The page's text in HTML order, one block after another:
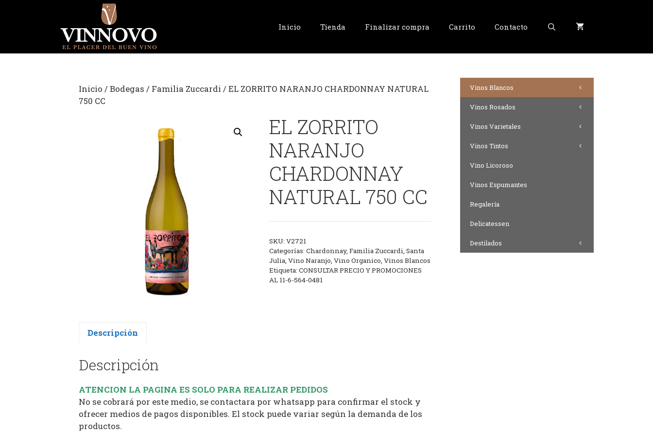
Inicio Tienda Finalizar compra Carrito Contacto
Inicio /Bodegas / Familia Zuccardi / EL ZORRITO NARANJO CHARDONNAY NATURAL
750 CC
EL ZORRITO
NARANJO
CHARDONNAY
NATURAL 750 CC
SKU: V2721
Categorías: Chardonnay, Familia Zuccardi Santa
Julia Vino Naranjo Vino Organico Vinos Blancos
Etiqueta: CONSULTAR PRECIO Y PROMOCIONES
AL 11-6-564-0481
Descripción
Descripción
ATENCION LA PAGINA ES SOLO PARA REALIZAR PEDIDOS
No se cobrará por este medio, se contactara por whatsapp para confirmar el stock y
ofrecer medios de pagos disponibles. El stock puede variar según la demanda de los
productos.
Vinos Blancos
Vinos Rosados
Vinos Varietales
Vinos Tintos
Vino Licoroso
Vinos Espumantes
Regalería
Delicatessen
Destilados